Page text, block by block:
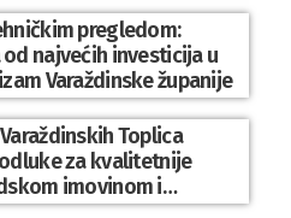
pregledom:
najvećih investicija u
Varaždinske županije
Toplica
za kvalitetnije
imovinom i